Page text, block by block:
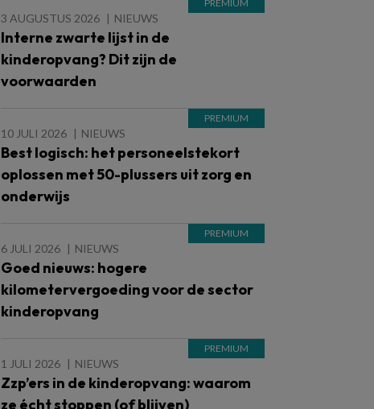
3 AUGUSTUS 2026 NIEUWS
Interne zwarte lijst in de
kinderopvang? Dit zijn de
voorwaarden
10 JULI 2026 NIEUWS
Best logisch: het personeelstekort
oplossen met 50-plussers uit zorg en
onderwijs
6 JULI 2026 NIEUWS
Goed nieuws: hogere
kilometervergoeding voor de sector
kinderopvang
1 JULI 2026 NIEUWS
Zzp’ers in de kinderopvang: waarom
ze écht stoppen (of blijven)